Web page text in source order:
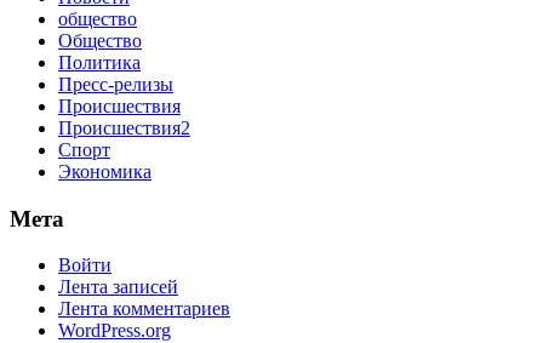
общество
Общество
Политика
Пресс-релизы
Происшествия
Происшествия2
Спорт
Экономика
Мета
Войти
Лента записей
Лента комментариев
WordPress.org